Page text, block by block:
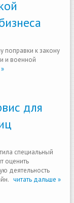
поправки к закону
и военной
для
специальный
оценить
деятельность
читать дальше »